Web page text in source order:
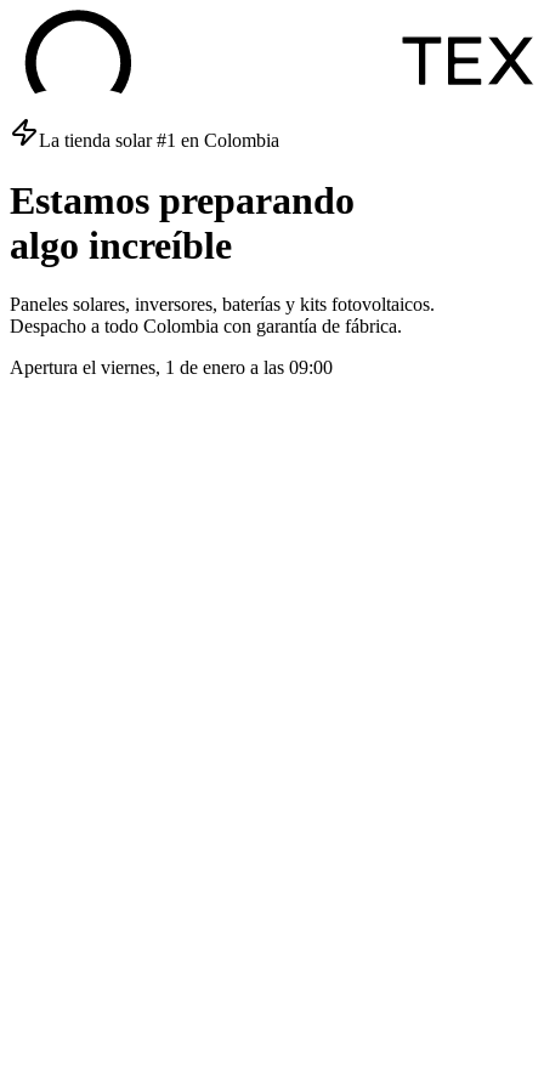
La tienda solar #1 en Colombia
Estamos preparando
algo increíble
Paneles solares, inversores, baterías y kits fotovoltaicos.
Despacho a todo Colombia con garantía de fábrica.
Apertura el viernes, 1 de enero a las 09:00